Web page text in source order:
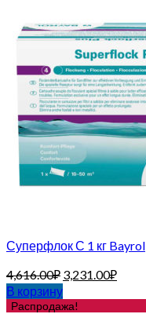
Суперфлок С 1 кг Bayrol
4,616.00₽ 3,231.00₽
В корзину
Распродажа!